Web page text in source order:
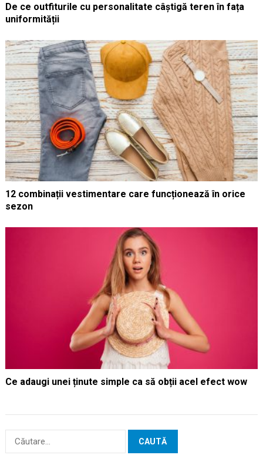
De ce outfiturile cu personalitate câștigă teren în fața
uniformității
12 combinații vestimentare care funcționează în orice
sezon
Ce adaugi unei ținute simple ca să obții acel efect wow
Caută